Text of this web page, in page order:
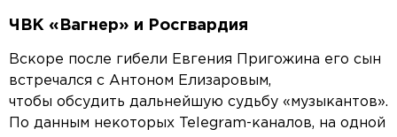
ЧВК «Вагнер» и Росгвардия
Вскоре после гибели Евгения Пригожина его сын
встречался с Антоном Елизаровым,
чтобы обсудить дальнейшую судьбу «музыкантов».
По данным некоторых Telegram-каналов, на одной